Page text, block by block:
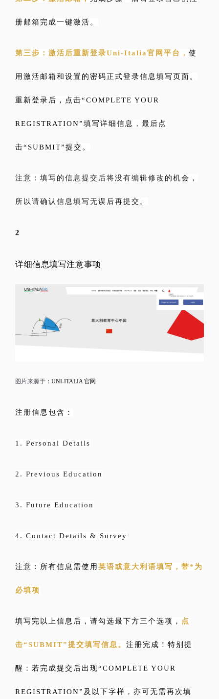
册邮箱完成一键激活。
第三步：激活后重新登录Uni-Italia官网平台， 使
用激活邮箱和设置的密码正式登录信息填写页面。
重新登录后，点击“COMPLETE YOUR
REGISTRATION”填写详细信息，最后点
击“SUBMIT”提交。
注意：填写的信息提交后将没有编辑修改的机会，
所以请确认信息填写无误后再提交。
2
详细信息填写注意事项
图片来源于 ：UNI-ITALIA 官网
注册信息包含：
1. Personal Details
2. Previous Education
3. Future Education
4. Contact Details & Survey
注意：所有信息需使用 英语或意大利语填写，带*为
必填项
填写完以上信息后，请勾选最下方三个选项， 点
击“SUBMIT”提交填写信息。 注册完成！特别提
醒：若完成提交后出现“COMPLETE YOUR
REGISTRATION”及以下字样，亦可无需再次填